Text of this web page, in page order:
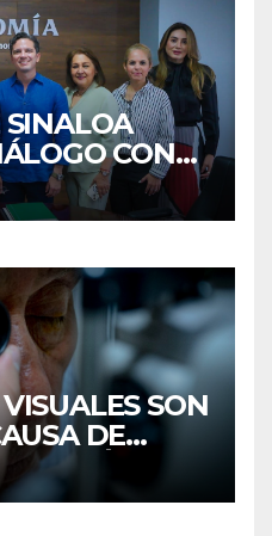
SINALOA
CON
DE
SON
DE
EN MÉXICO,
DEL